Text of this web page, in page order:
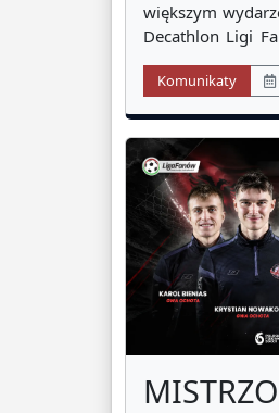
większym
Decathlon Ligi
Puchacza w
Mokotów.
przyczynił się do
Komunikaty